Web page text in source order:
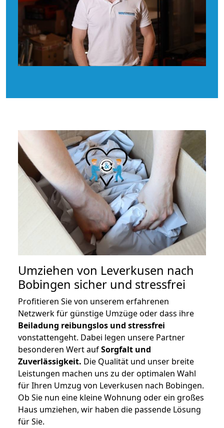
Umziehen von Leverkusen nach
Bobingen sicher und stressfrei
Profitieren Sie von unserem erfahrenen
Netzwerk für günstige Umzüge oder dass ihre
Beiladung reibungslos und stressfrei
vonstattengeht. Dabei legen unsere Partner
besonderen Wert aufSorgfalt und
Zuverlässigkeit. Die Qualität und unser breite
Leistungen machen uns zu der optimalen Wahl
für Ihren Umzug von Leverkusen nach Bobingen.
Ob Sie nun eine kleine Wohnung oder ein großes
Haus umziehen, wir haben die passende Lösung
für Sie.